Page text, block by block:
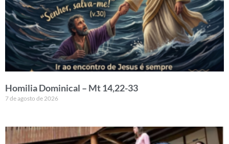
Homilia Dominical – Mt 14,22-33
7 de agosto de 2026